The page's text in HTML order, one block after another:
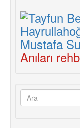
Anıları
Arama